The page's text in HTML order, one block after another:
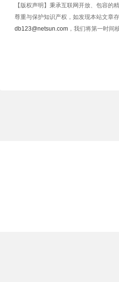
【版权声明】秉承互联网开放、包容
尊重与保护知识产权，如发现本站文章
db123@netsun.com ，我们将第一时间